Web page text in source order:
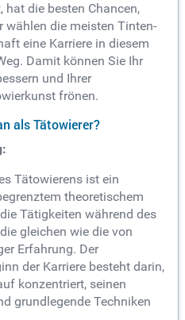
hat die besten Chancen,
wählen die meisten Tinten-
eine Karriere in diesem
Damit können Sie Ihr
und Ihrer
frönen.
als Tätowierer?
Tätowierens ist ein
theoretischem
Tätigkeiten während des
gleichen wie die von
Erfahrung. Der
der Karriere besteht darin,
konzentriert, seinen
grundlegende Techniken